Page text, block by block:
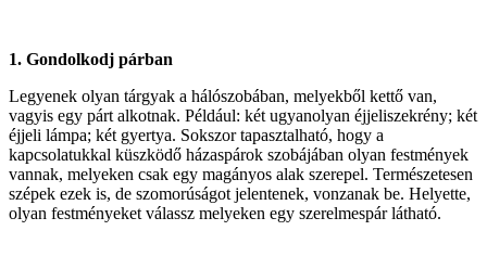
1. Gondolkodj párban
Legyenek olyan tárgyak a hálószobában, melyekből kettő van,
vagyis egy párt alkotnak. Például: két ugyanolyan éjjeliszekrény; két
éjjeli lámpa; két gyertya. Sokszor tapasztalható, hogy a
kapcsolatukkal küszködő házaspárok szobájában olyan festmények
vannak, melyeken csak egy magányos alak szerepel. Természetesen
szépek ezek is, de szomorúságot jelentenek, vonzanak be. Helyette,
olyan festményeket válassz melyeken egy szerelmespár látható.